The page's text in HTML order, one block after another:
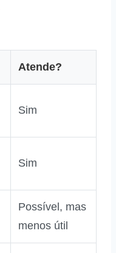
Atende?
Sim
Sim
Possível, mas
menos útil